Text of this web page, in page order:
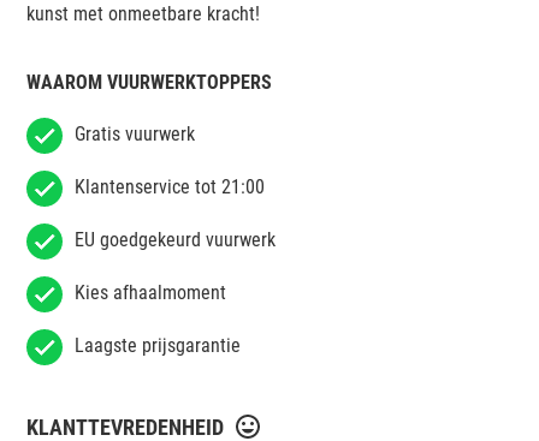
kunst met onmeetbare kracht!
WAAROM VUURWERKTOPPERS
Gratis vuurwerk
Klantenservice tot 21:00
EU goedgekeurd vuurwerk
Kies afhaalmoment
Laagste prijsgarantie
KLANTTEVREDENHEID